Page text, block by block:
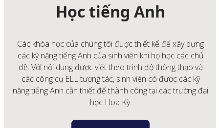
Học tiếng Anh
Các khóa học của chúng tôi được thiết kế để xây dựng
các kỹ năng tiếng Anh của sinh viên khi họ học các chủ
đề. Với nội dung được viết theo trình độ thông thạo và
các công cụ ELL tương tác, sinh viên có được các kỹ
năng tiếng Anh cần thiết để thành công tại các trường đại
học Hoa Kỳ.